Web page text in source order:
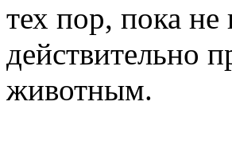
тех пор, пока не
действительно
животным.